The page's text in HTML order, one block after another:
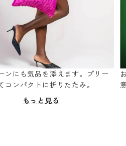
ンにも気品を添えます。プリー
コンパクトに折りたたみ。
もっと見る